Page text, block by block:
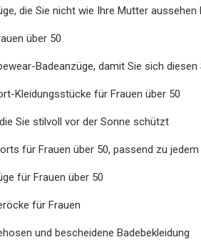
die Sie nicht wie Ihre Mutter aussehen
über 50
Badeanzüge, damit Sie sich
Kleidungsstücke für Frauen über 50
Sie stilvoll vor der Sonne schützt
für Frauen über 50, passend zu jedem
für Frauen über 50
für Frauen
und bescheidene Badebekleidung